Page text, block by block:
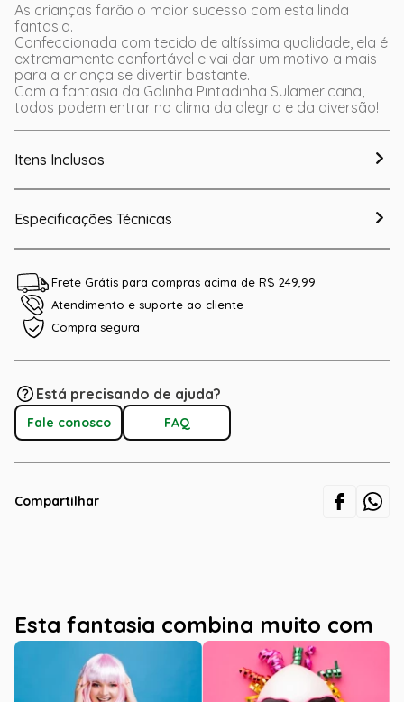
As crianças farão o maior sucesso com esta linda
fantasia.
Confeccionada com tecido de altíssima qualidade, ela é
extremamente confortável e vai dar um motivo a mais
para a criança se divertir bastante.
Com a fantasia da Galinha Pintadinha Sulamericana,
todos podem entrar no clima da alegria e da diversão!
Itens Inclusos
Especificações Técnicas
Frete Grátis para compras acima de R$ 249,99
Atendimento e suporte ao cliente
Compra segura
Está precisando de ajuda?
Fale conosco FAQ
Compartilhar
Esta fantasia combina muito com